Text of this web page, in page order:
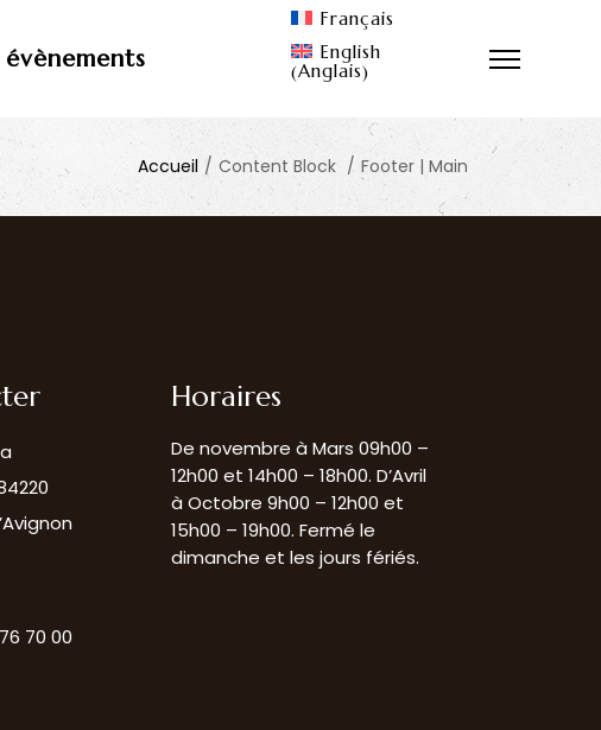
Français
English
(Anglais)
Accueil / Content Block / Footer | Main
70 00
Horaires
De novembre à Mars 09h00 –
12h00 et 14h00 – 18h00. D’Avril
à Octobre 9h00 – 12h00 et
15h00 – 19h00. Fermé le
dimanche et les jours fériés.